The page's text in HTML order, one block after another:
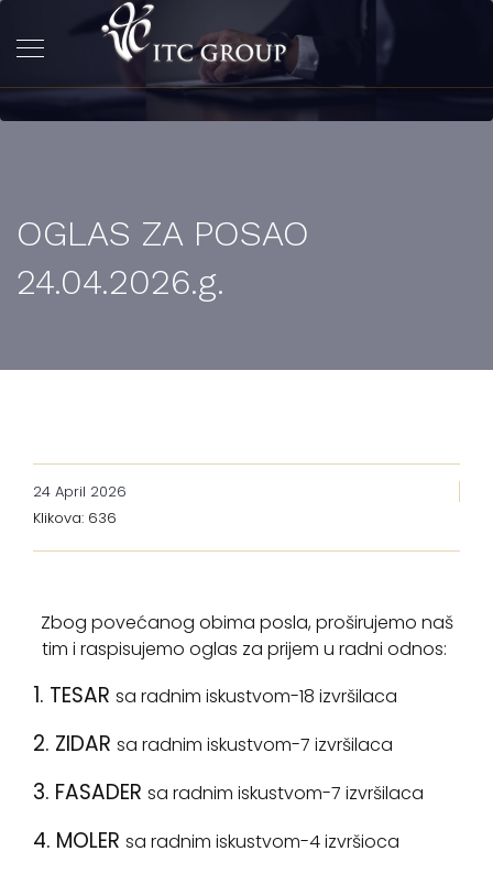
OGLAS ZA POSAO
24.04.2026.g.
24 April 2026
Klikova: 636
Zbog povećanog obima posla, proširujemo naš
tim i raspisujemo oglas za prijem u radni odnos:
1. TESAR sa radnim iskustvom-18 izvršilaca
2. ZIDAR sa radnim iskustvom-7 izvršilaca
3. FASADER sa radnim iskustvom-7 izvršilaca
4. MOLER sa radnim iskustvom-4 izvršioca